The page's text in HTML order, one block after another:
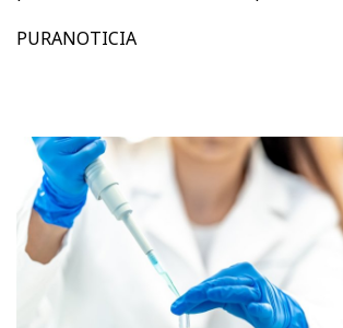
PURANOTICIA